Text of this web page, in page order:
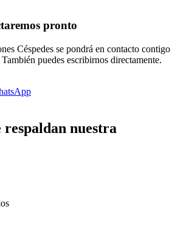
pronto
Céspedes se pondrá en contacto contigo
puedes escribirnos directamente.
respaldan nuestra